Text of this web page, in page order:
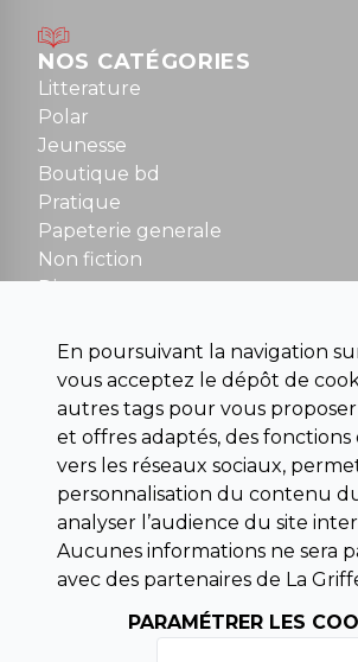
Mardi au samedi : 10h à 13h / 14h à
Dimanche : 10h30 à 12h30
Tel : 01 48 89 13 88
NOUS CONTACTER
contact@la-griffe-noire.com
NOS CATÉGORIES
Litterature
Polar
Jeunesse
Boutique bd
Pratique
Papeterie generale
Non fiction
Divers
Beaux livres et art
Para scolaire
Histoire
Pochoteque
Pleiade
INFORMATIONS
Droit de rétractation
Conditions générales de vente
En poursuivant la navigation
vous acceptez le dépôt de
autres tags pour vous proposer
et offres adaptés, des
vers les réseaux sociaux,
personnalisation du contenu
analyser l’audience du site
Aucunes informations ne sera
avec des partenaires de La
PARAMÉTRER LES